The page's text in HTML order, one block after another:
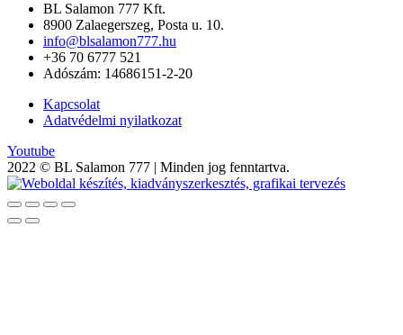
BL Salamon 777 Kft.
8900 Zalaegerszeg, Posta u. 10.
info@blsalamon777.hu
+36 70 6777 521
Adószám: 14686151-2-20
Kapcsolat
Adatvédelmi nyilatkozat
Youtube
2022 © BL Salamon 777 | Minden jog fenntartva.